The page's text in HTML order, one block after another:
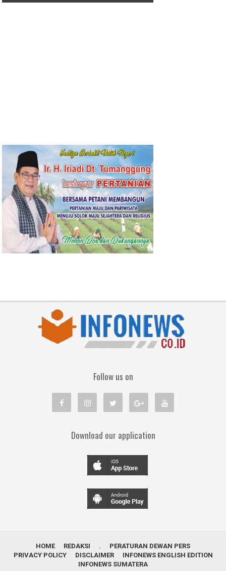
Follow us on
Download our application
HOME REDAKSI .
PERATURAN DEWAN PERS
PRIVACY POLICY
DISCLAIMER
INFONEWS ENGLISH EDITION
INFONEWS SUMATERA